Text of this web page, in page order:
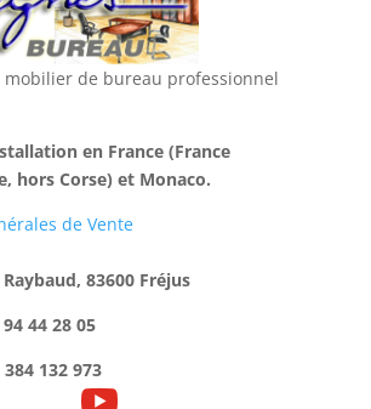
de bureau professionnel
en France (France
hors Corse) et Monaco.
de Vente
83600 Fréjus
44 28 05
384 132 973